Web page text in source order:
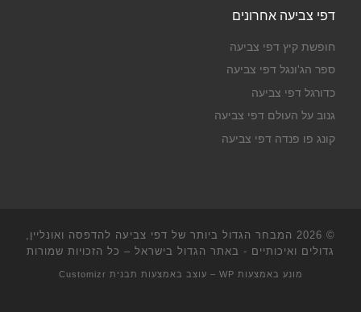
דפי צביעה אחרונים
חופשת קיץ דפי צביעה
ספר הג'ונגל דפי צביעה
כדורגל דפי צביעה
גנוב על העולם דפי צביעה
קונג פו פנדה דפי צביעה
© 2026
המבחר הגדול ביותר של דפי צביעה להדפסה ואונליין,
גדולים ואיכותיים - באתר הגדול בישראל – כל הזכויות שמורות
מונע באמצעות WP – עוצב באמצעות תבנית Customizr